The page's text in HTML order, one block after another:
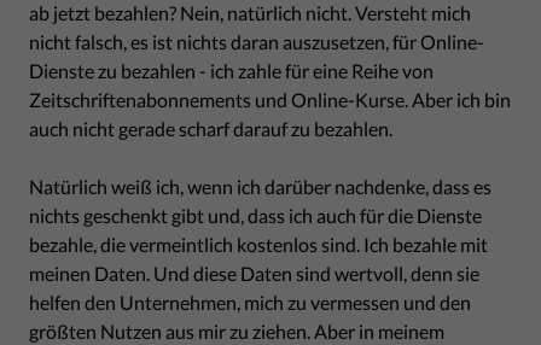
ab jetzt bezahlen? Nein, natürlich nicht. Versteht mich
nicht falsch, es ist nichts daran auszusetzen, für Online-
Dienste zu bezahlen - ich zahle für eine Reihe von
Zeitschriftenabonnements und Online-Kurse. Aber ich bin
auch nicht gerade scharf darauf zu bezahlen.
Natürlich weiß ich, wenn ich darüber nachdenke, dass es
nichts geschenkt gibt und, dass ich auch für die Dienste
bezahle, die vermeintlich kostenlos sind. Ich bezahle mit
meinen Daten. Und diese Daten sind wertvoll, denn sie
helfen den Unternehmen, mich zu vermessen und den
größten Nutzen aus mir zu ziehen. Aber in meinem